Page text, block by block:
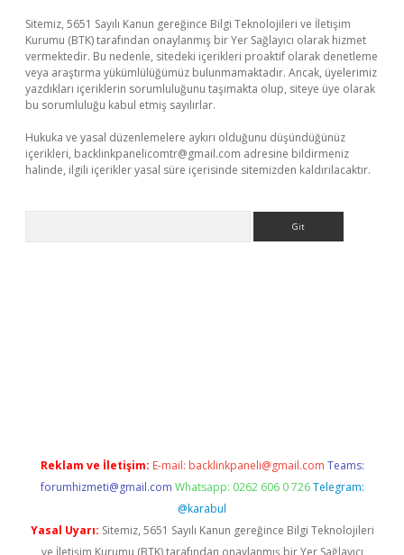
Sitemiz, 5651 Sayılı Kanun gereğince Bilgi Teknolojileri ve İletişim
Kurumu (BTK) tarafından onaylanmış bir Yer Sağlayıcı olarak hizmet
vermektedir. Bu nedenle, sitedeki içerikleri proaktif olarak denetleme
veya araştırma yükümlülüğümüz bulunmamaktadır. Ancak, üyelerimiz
yazdıkları içeriklerin sorumluluğunu taşımakta olup, siteye üye olarak
bu sorumluluğu kabul etmiş sayılırlar.
Hukuka ve yasal düzenlemelere aykırı olduğunu düşündüğünüz
içerikleri, backlinkpanelicomtr@gmail.com adresine bildirmeniz
halinde, ilgili içerikler yasal süre içerisinde sitemizden kaldırılacaktır.
Reklam ve İletişim: E-mail: backlinkpaneli@gmail.com Teams:
forumhizmeti@gmail.com Whatsapp: 0262 606 0 726 Telegram:
@karabul
Yasal Uyarı: Sitemiz, 5651 Sayılı Kanun gereğince Bilgi Teknolojileri
ve İletişim Kurumu (BTK) tarafından onaylanmış bir Yer Sağlayıcı